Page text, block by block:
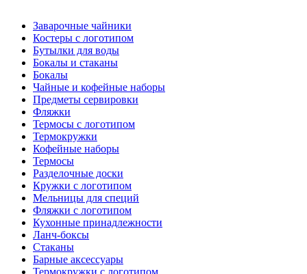
Заварочные чайники
Костеры с логотипом
Бутылки для воды
Бокалы и стаканы
Бокалы
Чайные и кофейные наборы
Предметы сервировки
Фляжки
Термосы с логотипом
Термокружки
Кофейные наборы
Термосы
Разделочные доски
Кружки с логотипом
Мельницы для специй
Фляжки с логотипом
Кухонные принадлежности
Ланч-боксы
Стаканы
Барные аксессуары
Термокружки с логотипом